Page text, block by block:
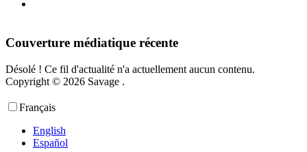
Couverture médiatique récente
Désolé ! Ce fil d'actualité n'a actuellement aucun contenu.
Copyright © 2026 Savage .
Français
English
Español